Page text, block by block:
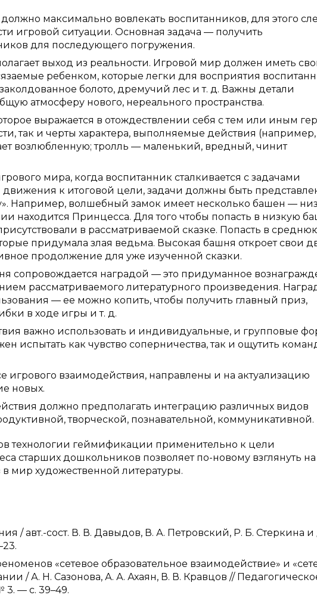
максимально вовлекать воспитанников, для этого
игровой ситуации. Основная задача — получить
для последующего погружения.
выход из реальности. Игровой мир должен иметь
ребенком, которые легки для восприятия
болото, дремучий лес и т. д. Важны детали
атмосферу нового, нереального пространства.
выражается в отождествлении себя с тем или иным
так и черты характера, выполняемые действия (например,
возлюбленную; тролль — маленький, вредный, чинит
мира, когда воспитанник сталкивается с задачами
движения к итоговой цели, задачи должны быть
Например, волшебный замок имеет несколько башен —
находится Принцесса. Для того чтобы попасть в низкую
в рассматриваемой сказке. Попасть в
придумала злая ведьма. Высокая башня откроет свои
продолжение для уже изученной сказки.
сопровождается наградой — это придуманное
рассматриваемого литературного произведения.
— ее можно копить, чтобы получить главный приз,
в ходе игры и т. д.
важно использовать и индивидуальные, и групповые
испытать как чувство соперничества, так и ощутить
игрового взаимодействия, направлены и на актуализацию
новых.
должно предполагать интеграцию различных видов
творческой, познавательной, коммуникативной.
технологии геймификации применительно к цели
старших дошкольников позволяет по-новому взглянуть на
мир художественной литературы.
/ авт.-сост. В. В. Давыдов, В. А. Петровский, Р. Б. Стеркина и
«сетевое образовательное взаимодействие» и
/ А. Н. Сазонова, А. А. Ахаян, В. В. Кравцов //
— с. 39–49.